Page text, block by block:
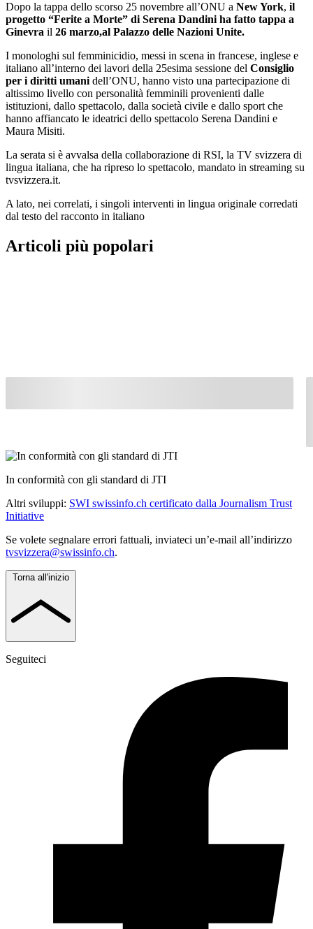
Dopo la tappa dello scorso 25 novembre all’ONU a New York, il
progetto “Ferite a Morte” di Serena Dandini ha fatto tappa a
Ginevra il 26 marzo,al Palazzo delle Nazioni Unite.
I monologhi sul femminicidio, messi in scena in francese, inglese e
italiano all’interno dei lavori della 25esima sessione del Consiglio
per i diritti umani dell’ONU, hanno visto una partecipazione di
altissimo livello con personalità femminili provenienti dalle
istituzioni, dallo spettacolo, dalla società civile e dallo sport che
hanno affiancato le ideatrici dello spettacolo Serena Dandini e
Maura Misiti.
La serata si è avvalsa della collaborazione di RSI, la TV svizzera di
lingua italiana, che ha ripreso lo spettacolo, mandato in streaming su
tvsvizzera.it.
A lato, nei correlati, i singoli interventi in lingua originale corredati
dal testo del racconto in italiano
Articoli più popolari
In conformità con gli standard di JTI
Altri sviluppi: SWI swissinfo.ch certificato dalla Journalism Trust
Initiative
Se volete segnalare errori fattuali, inviateci un’e-mail all’indirizzo
tvsvizzera@swissinfo.ch.
Torna all'inizio
Seguiteci